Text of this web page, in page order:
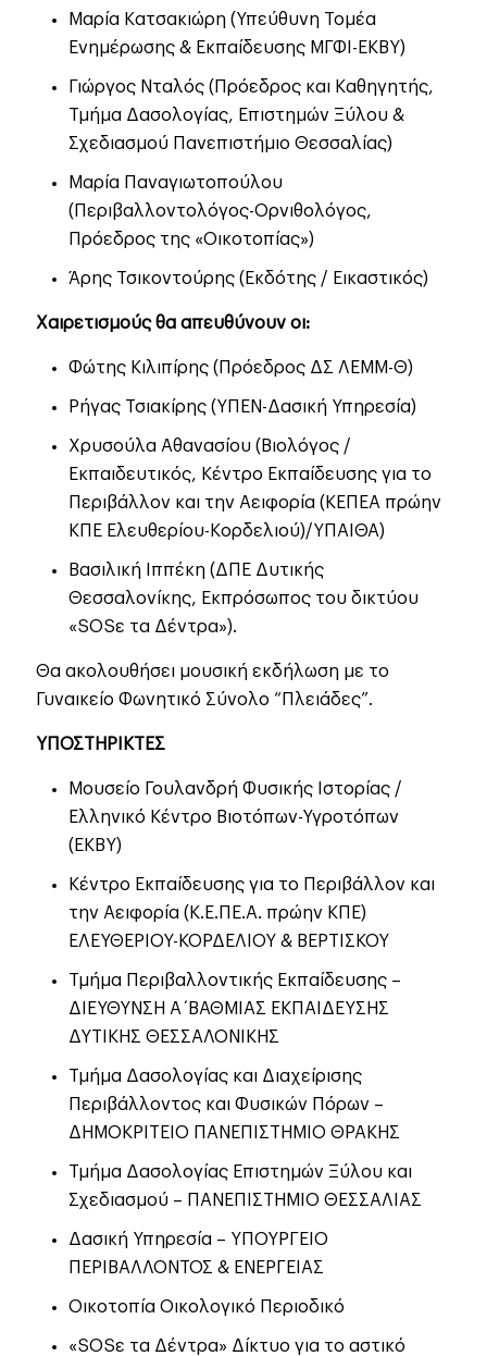
Μαρία Κατσακιώρη (Υπεύθυνη Τομέα
Ενημέρωσης & Εκπαίδευσης ΜΓΦΙ-ΕΚΒΥ)
Γιώργος Νταλός (Πρόεδρος και Καθηγητής,
Τμήμα Δασολογίας, Επιστημών Ξύλου &
Σχεδιασμού Πανεπιστήμιο Θεσσαλίας)
Μαρία Παναγιωτοπούλου
(Περιβαλλοντολόγος-Ορνιθολόγος,
Πρόεδρος της «Οικοτοπίας»)
Άρης Τσικοντούρης (Εκδότης / Εικαστικός)
Χαιρετισμούς θα απευθύνουν οι:
Φώτης Κιλιπίρης (Πρόεδρος ΔΣ ΛΕΜΜ-Θ)
Ρήγας Τσιακίρης (ΥΠΕΝ-Δασική Υπηρεσία)
Χρυσούλα Αθανασίου (Βιολόγος /
Εκπαιδευτικός, Κέντρο Εκπαίδευσης για το
Περιβάλλον και την Αειφορία (ΚΕΠΕΑ πρώην
ΚΠΕ Ελευθερίου-Κορδελιού)/ΥΠΑΙΘΑ)
Βασιλική Ιππέκη (ΔΠΕ Δυτικής
Θεσσαλονίκης, Εκπρόσωπος του δικτύου
«SOSε τα Δέντρα»).
Θα ακολουθήσει μουσική εκδήλωση με το
Γυναικείο Φωνητικό Σύνολο “Πλειάδες”.
ΥΠΟΣΤΗΡΙΚΤΕΣ
Μουσείο Γουλανδρή Φυσικής Ιστορίας /
Ελληνικό Κέντρο Βιοτόπων-Υγροτόπων
(ΕΚΒΥ)
Κέντρο Εκπαίδευσης για το Περιβάλλον και
την Αειφορία (Κ.Ε.ΠΕ.Α. πρώην ΚΠΕ)
ΕΛΕΥΘΕΡΙΟΥ-ΚΟΡΔΕΛΙΟΥ & ΒΕΡΤΙΣΚΟΥ
Τμήμα Περιβαλλοντικής Εκπαίδευσης –
ΔΙΕΥΘΥΝΣΗ Α΄ΒΑΘΜΙΑΣ ΕΚΠΑΙΔΕΥΣΗΣ
ΔΥΤΙΚΗΣ ΘΕΣΣΑΛΟΝΙΚΗΣ
Τμήμα Δασολογίας και Διαχείρισης
Περιβάλλοντος και Φυσικών Πόρων –
ΔΗΜΟΚΡΙΤΕΙΟ ΠΑΝΕΠΙΣΤΗΜΙΟ ΘΡΑΚΗΣ
Τμήμα Δασολογίας Επιστημών Ξύλου και
Σχεδιασμού – ΠΑΝΕΠΙΣΤΗΜΙΟ ΘΕΣΣΑΛΙΑΣ
Δασική Υπηρεσία – ΥΠΟΥΡΓΕΙΟ
ΠΕΡΙΒΑΛΛΟΝΤΟΣ & ΕΝΕΡΓΕΙΑΣ
Οικοτοπία Οικολογικό Περιοδικό
«SOSε τα Δέντρα» Δίκτυο για το αστικό